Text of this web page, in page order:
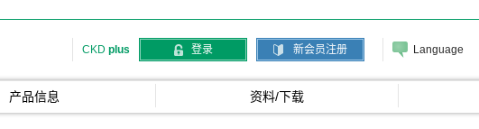
CKD plus 登录 新会员注册 Language
产品信息 资料/下载